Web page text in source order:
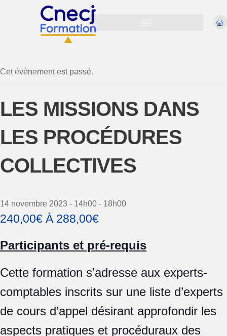
Cet évènement est passé.
LES MISSIONS DANS
LES PROCÉDURES
COLLECTIVES
14 novembre 2023 - 14h00 - 18h00
240,00€ À 288,00€
Participants et pré-requis
Cette formation s’adresse aux experts-
comptables inscrits sur une liste d’experts
de cours d’appel désirant approfondir les
aspects pratiques et procéduraux des